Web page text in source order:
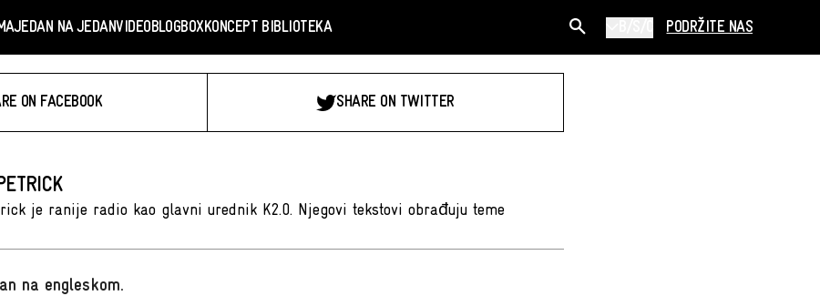
JEDAN NA JEDANVIDEOBLOGBOXKONCEPT BIBLIOTEKA PODRŽITE NAS
ON FACEBOOK SHARE ON TWITTER
je ranije radio kao glavni urednik K2.0. Njegovi tekstovi obrađuju teme
na engleskom.